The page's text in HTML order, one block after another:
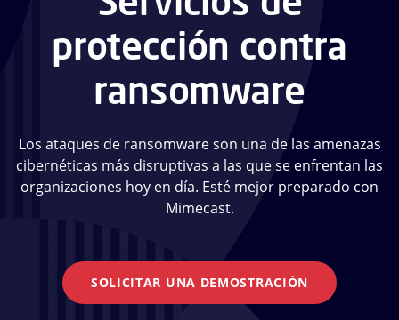
protección contra
ransomware
Los ataques de ransomware son una de las amenazas
cibernéticas más disruptivas a las que se enfrentan las
organizaciones hoy en día. Esté mejor preparado con
Mimecast.
SOLICITAR UNA DEMOSTRACIÓN